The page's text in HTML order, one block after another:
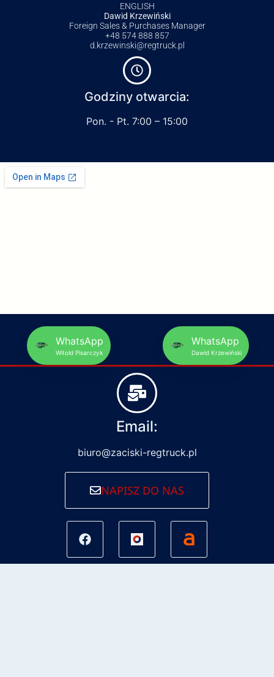
ENGLISH
Dawid Krzewiński
Foreign Sales & Purchases Manager
+48 574 888 857
d.krzewinski@regtruck.pl
Godziny otwarcia:
Pon. - Pt. 7:00 – 15:00
WhatsApp
Witold Pisarczyk
WhatsApp
Dawid Krzewiński
Email:
biuro@zaciski-regtruck.pl
NAPISZ DO NAS